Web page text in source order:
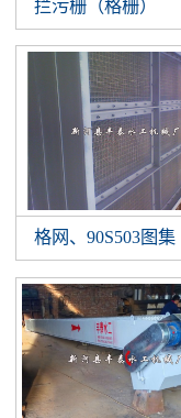
拦污栅（格栅）
格网、90S503图集